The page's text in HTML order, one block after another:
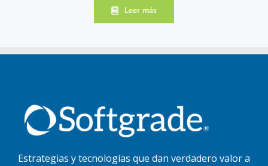
Leer más
Estrategias y tecnologías que dan verdadero valor a